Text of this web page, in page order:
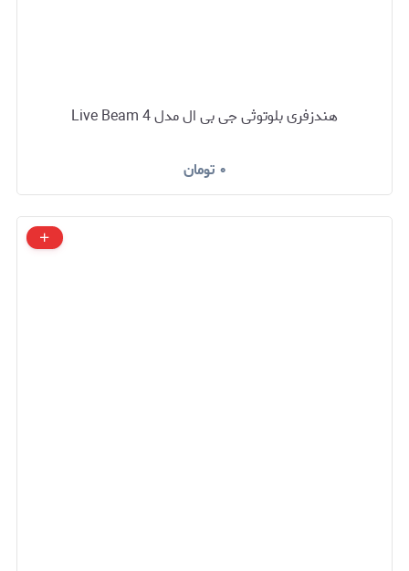
هندزفری بلوتوثی جی بی ال مدل Live Beam 4
۰ تومان